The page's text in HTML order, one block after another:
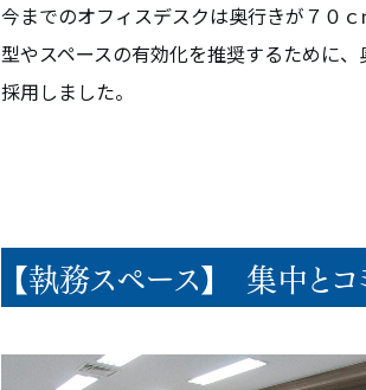
今までのオフィスデスクは奥行きが７０
型やスペースの有効化を推奨するために
採用しました。
【執務スペース】 集中と